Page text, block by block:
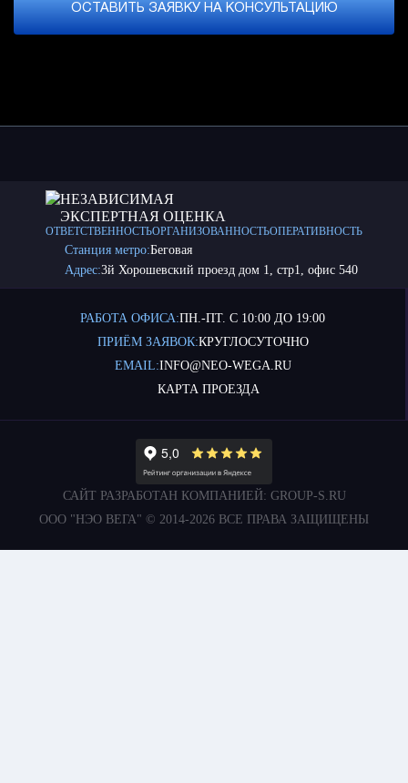
ОСТАВИТЬ ЗАЯВКУ НА КОНСУЛЬТАЦИЮ
НЕЗАВИСИМАЯ
ЭКСПЕРТНАЯ ОЦЕНКА
ОТВЕТСТВЕННОСТЬОРГАНИЗОВАННОСТЬОПЕРАТИВНОСТЬ
Станция метро:Беговая
Адрес:3й Хорошевский проезд дом 1, стр1, офис 540
РАБОТА ОФИСА:ПН.-ПТ. С 10:00 ДО 19:00
ПРИЁМ ЗАЯВОК:КРУГЛОСУТОЧНО
EMAIL:INFO@NEO-WEGA.RU
КАРТА ПРОЕЗДА
САЙТ РАЗРАБОТАН КОМПАНИЕЙ: GROUP-S.RU
ООО "НЭО ВЕГА" © 2014-2026 ВСЕ ПРАВА ЗАЩИЩЕНЫ